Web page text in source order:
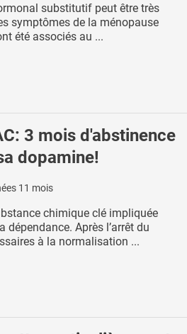
substitutif peut être très
symptômes de la ménopause
été associés au ...
3 mois d'abstinence
dopamine!
11 mois
chimique clé impliquée
dépendance. Après l’arrêt du
à la normalisation ...